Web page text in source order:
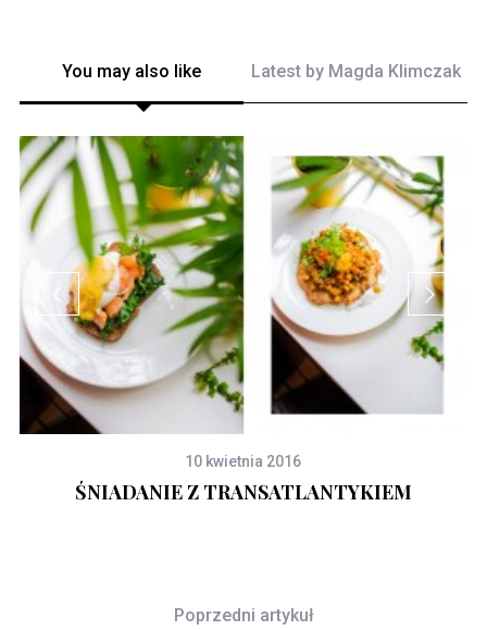
You may also like Latest by Magda Klimczak
10 kwietnia 2016
ŚNIADANIE Z TRANSATLANTYKIEM
Poprzedni artykuł